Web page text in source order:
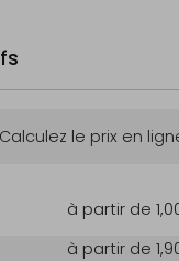
Calculez le prix en
à partir de
à partir de